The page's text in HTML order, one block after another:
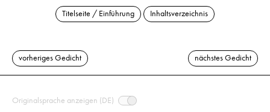
Titelseite / Einführung Inhaltsverzeichnis
vorheriges Gedicht nächstes Gedicht
Originalsprache anzeigen (DE)